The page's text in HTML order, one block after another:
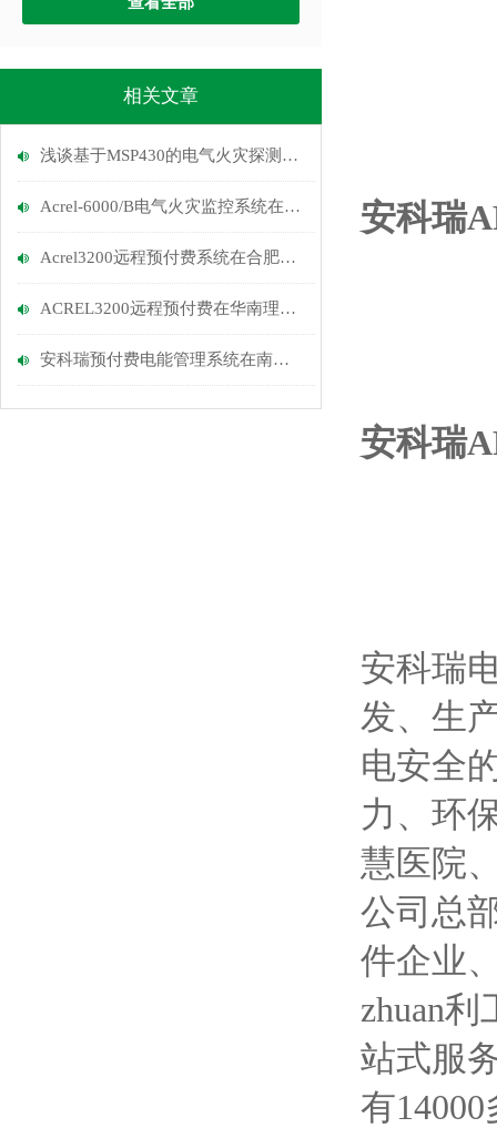
相关文章
浅谈基于MSP430的电气火灾探测器的设计
Acrel-6000/B电气火灾监控系统在石山水厂低压屏项目的应用
Acrel3200远程预付费系统在合肥鑫晟光电员工宿舍的应用
ACREL3200远程预付费在华南理工校区的应用
安科瑞预付费电能管理系统在南康家具大世界的设计与应用
安科瑞
安科瑞
安科瑞
发、生
电安全
力、环
慧医院
公司总
件企业
zhuan
站式服
有